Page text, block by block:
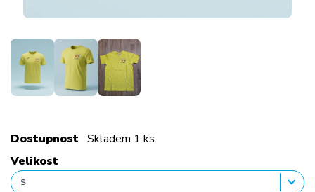
Dostupnost Skladem 1 ks
Velikost